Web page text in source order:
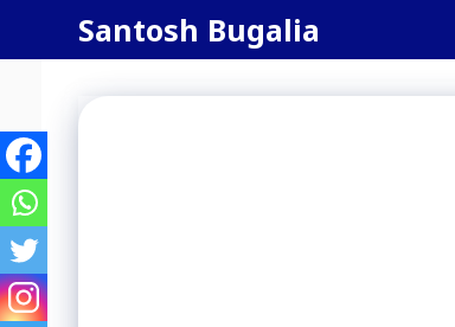
Santosh Bugalia